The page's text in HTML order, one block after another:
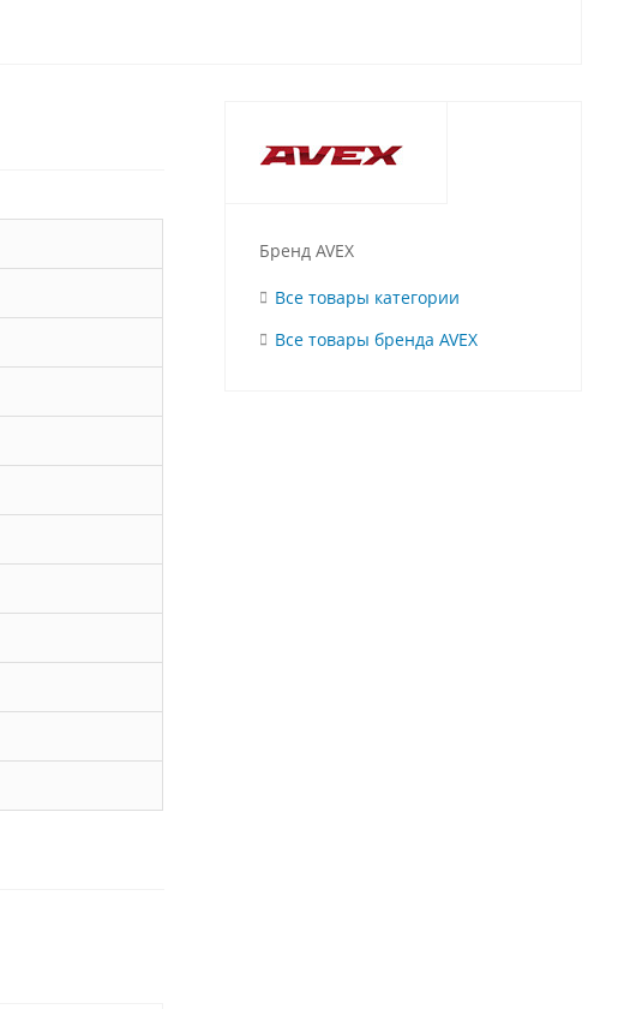
Бренд AVEX
Все товары категории
Все товары бренда AVEX